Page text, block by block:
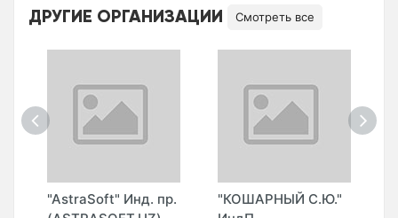
ДРУГИЕ ОРГАНИЗАЦИИ Смотреть все
"AstraSoft" Инд. пр.
"КОШАРНЫЙ С.Ю."